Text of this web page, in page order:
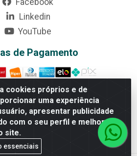
cookies próprios e de
uma experiência
apresentar publicidade
com o seu perfil e melhorar a
site.
essenciais
Facebook
Linkedin
YouTube
de Pagamento
Universitária, nº 3860, Jardim das
- Anápolis/GO - CEP 75070-415 -
07.728.073/0002-24